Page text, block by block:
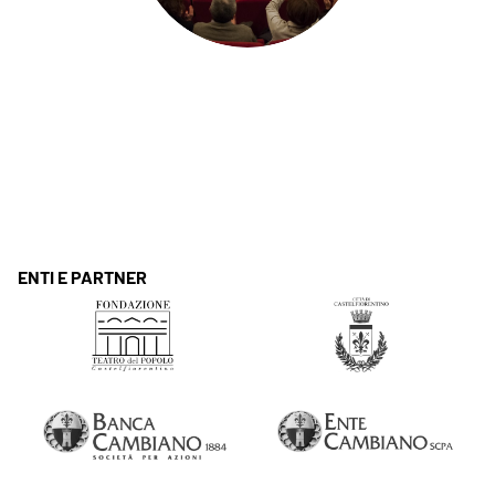
ENTI E PARTNER